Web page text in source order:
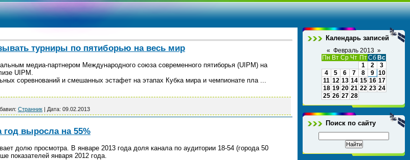
турниры по пятиборью на весь мир
медиа-партнером Международного союза современного пятиборья (UIPM) на
UIPM.
соревнований и смешанных эстафет на этапах Кубка мира и чемпионате пла ...
Странник | Дата: 09.02.2013
выросла на 55%
долю просмотра. В январе 2013 года доля канала по аудитории 18-54 (города 50
показателей января 2012 года.
Календарь записей
« Февраль 2013 »
Пн Вт Ср Чт ПтСб Вс
1
2
3
4
5 6 7 8 9 10
11 12 13 14 15 16 17
18 19 20 21 22 23 24
25 26 27 28
Поиск по сайту